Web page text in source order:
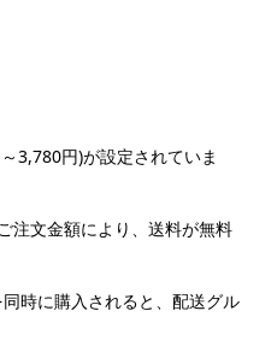
3,780円)が設定されていま
注文金額により、送料が無料
時に購入されると、配送グル